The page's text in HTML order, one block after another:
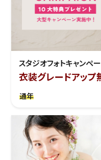
スタジオフォトキャンペ
衣装グレードアップ
通年